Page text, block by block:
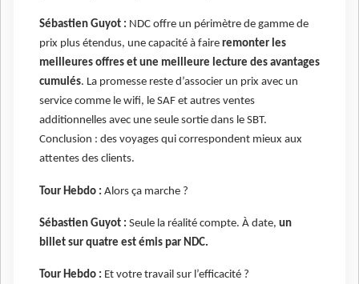
Sébastien Guyot : NDC offre un périmètre de gamme de
prix plus étendus, une capacité à faire remonter les
meilleures offres et une meilleure lecture des avantages
cumulés. La promesse reste d’associer un prix avec un
service comme le wifi, le SAF et autres ventes
additionnelles avec une seule sortie dans le SBT.
Conclusion : des voyages qui correspondent mieux aux
attentes des clients.
Tour Hebdo : Alors ça marche ?
Sébastien Guyot : Seule la réalité compte. À date, un
billet sur quatre est émis par NDC.
Tour Hebdo : Et votre travail sur l’efficacité ?